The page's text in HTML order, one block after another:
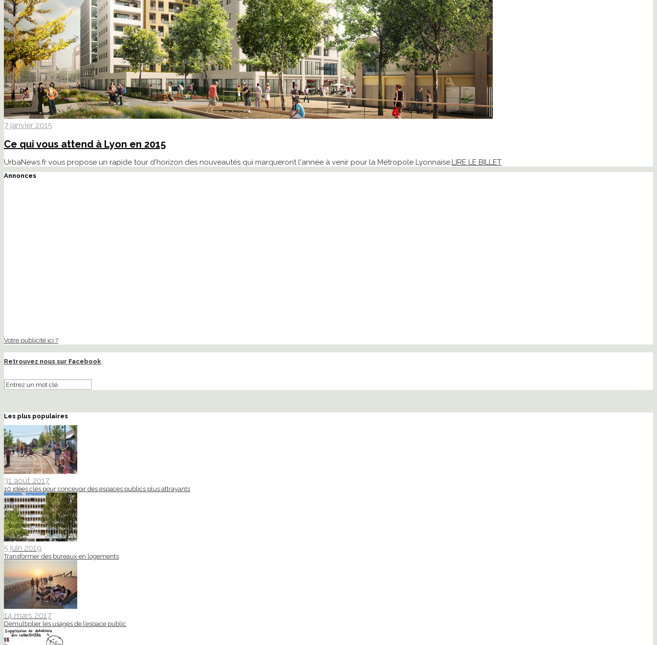
7 janvier 2015
Ce qui vous attend à Lyon en 2015
UrbaNews.fr vous propose un rapide tour d'horizon des nouveautés qui marqueront l'année à venir pour la Métropole Lyonnaise.LIRE LE BILLET
Annonces
Votre publicité ici ?
Retrouvez nous sur Facebook
Les plus populaires
31 août 2017
10 idées clés pour concevoir des espaces publics plus attrayants
5 juin 2019
Transformer des bureaux en logements
14 mars 2017
Démultiplier les usages de l’espace public